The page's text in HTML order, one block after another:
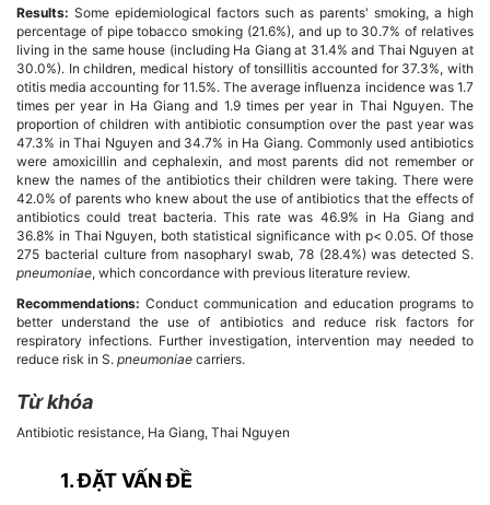
viết
Results: Some epidemiological factors such as parents' smoking, a high
percentage of pipe tobacco smoking (21.6%), and up to 30.7% of relatives
living in the same house (including Ha Giang at 31.4% and Thai Nguyen at
30.0%). In children, medical history of tonsillitis accounted for 37.3%, with
otitis media accounting for 11.5%. The average influenza incidence was 1.7
times per year in Ha Giang and 1.9 times per year in Thai Nguyen. The
proportion of children with antibiotic consumption over the past year was
47.3% in Thai Nguyen and 34.7% in Ha Giang. Commonly used antibiotics
were amoxicillin and cephalexin, and most parents did not remember or
knew the names of the antibiotics their children were taking. There were
42.0% of parents who knew about the use of antibiotics that the effects of
antibiotics could treat bacteria. This rate was 46.9% in Ha Giang and
36.8% in Thai Nguyen, both statistical significance with p< 0.05. Of those
275 bacterial culture from nasopharyl swab, 78 (28.4%) was detected S.
pneumoniae, which concordance with previous literature review.
Recommendations: Conduct communication and education programs to
better understand the use of antibiotics and reduce risk factors for
respiratory infections. Further investigation, intervention may needed to
reduce risk in S. pneumoniae carriers.
Từ khóa
Antibiotic resistance, Ha Giang, Thai Nguyen
Chi1. ĐẶT VẤN ĐỀ